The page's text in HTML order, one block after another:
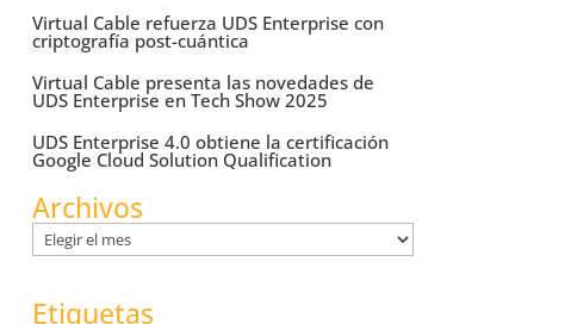
Virtual Cable refuerza UDS Enterprise con
criptografía post-cuántica
Virtual Cable presenta las novedades de
UDS Enterprise en Tech Show 2025
UDS Enterprise 4.0 obtiene la certificación
Google Cloud Solution Qualification
Archivos
Archivos
Etiquetas